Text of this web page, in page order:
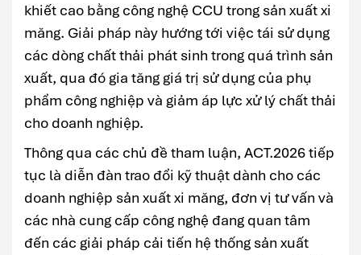
khiết cao bằng công nghệ CCU trong sản xuất xi
măng. Giải pháp này hướng tới việc tái sử dụng
các dòng chất thải phát sinh trong quá trình sản
xuất, qua đó gia tăng giá trị sử dụng của phụ
phẩm công nghiệp và giảm áp lực xử lý chất thải
cho doanh nghiệp.
Thông qua các chủ đề tham luận, ACT.2026 tiếp
tục là diễn đàn trao đổi kỹ thuật dành cho các
doanh nghiệp sản xuất xi măng, đơn vị tư vấn và
các nhà cung cấp công nghệ đang quan tâm
đến các giải pháp cải tiến hệ thống sản xuất